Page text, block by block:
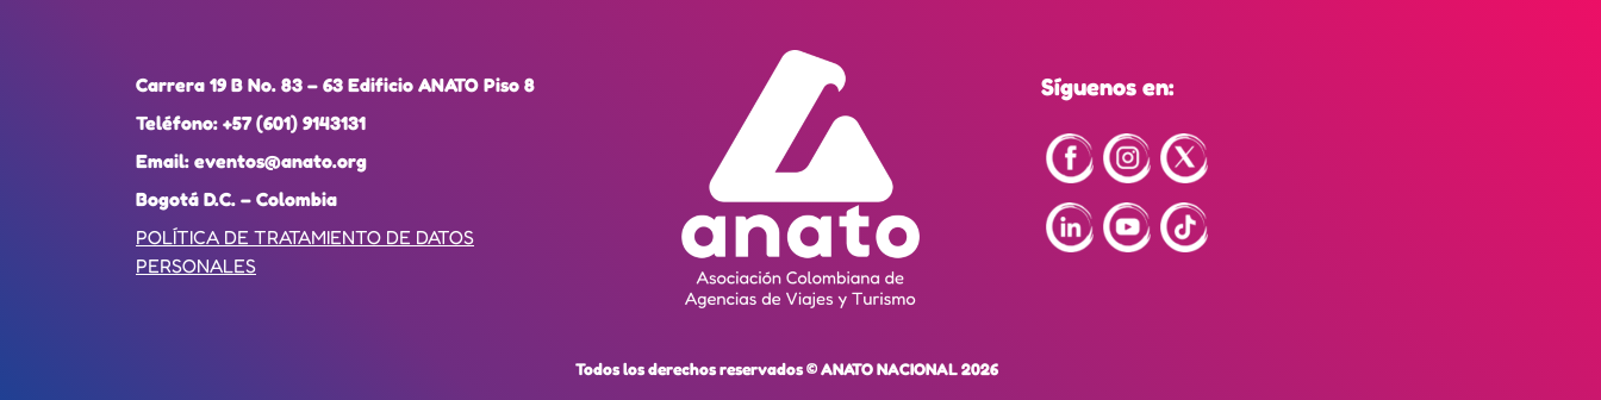
Carrera 19 B No. 83 – 63 Edificio ANATO Piso 8
Teléfono: +57 (601) 9143131
Email: eventos@anato.org
Bogotá D.C. – Colombia
POLÍTICA DE TRATAMIENTO DE DATOS
PERSONALES
Síguenos en:
Todos los derechos reservados © ANATO NACIONAL 2026